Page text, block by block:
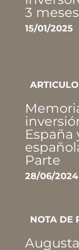
3
15/01/2025
ARTICULO
España
Parte
28/06/2024
NOTA DE